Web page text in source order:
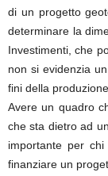
di un progetto
determinare la
Investimenti, che
non si evidenzia
fini della
Avere un quadro
che sta dietro ad
importante per
finanziare un